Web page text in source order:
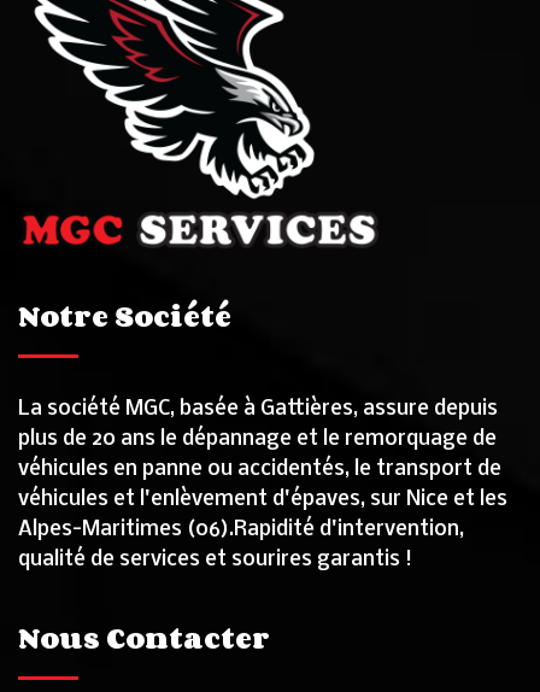
Notre Société
La société MGC, basée à Gattières, assure depuis
plus de 20 ans le dépannage et le remorquage de
véhicules en panne ou accidentés, le transport de
véhicules et l'enlèvement d'épaves, sur Nice et les
Alpes-Maritimes (06).Rapidité d'intervention,
qualité de services et sourires garantis !
Nous Contacter